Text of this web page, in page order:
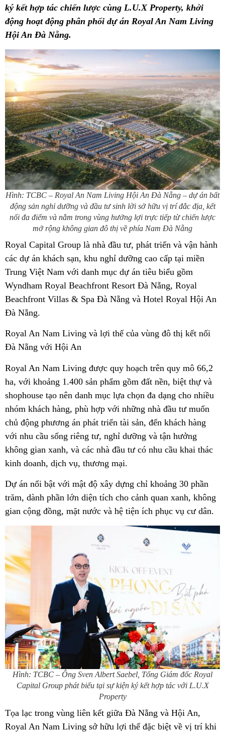
ký kết hợp tác chiến lược cùng L.U.X Property, khởi
động hoạt động phân phối dự án Royal An Nam Living
Hội An Đà Nẵng.
Hình: TCBC – Royal An Nam Living Hội An Đà Nẵng – dự án bất
động sản nghỉ dưỡng và đầu tư sinh lời sở hữu vị trí đắc địa, kết
nối đa điểm và nằm trong vùng hưởng lợi trực tiếp từ chiến lược
mở rộng không gian đô thị về phía Nam Đà Nẵng
Royal Capital Group là nhà đầu tư, phát triển và vận hành
các dự án khách sạn, khu nghỉ dưỡng cao cấp tại miền
Trung Việt Nam với danh mục dự án tiêu biểu gồm
Wyndham Royal Beachfront Resort Đà Nẵng, Royal
Beachfront Villas & Spa Đà Nẵng và Hotel Royal Hội An
Đà Nẵng.
Royal An Nam Living và lợi thế của vùng đô thị kết nối
Đà Nẵng với Hội An
Royal An Nam Living được quy hoạch trên quy mô 66,2
ha, với khoảng 1.400 sản phẩm gồm đất nền, biệt thự và
shophouse tạo nên danh mục lựa chọn đa dạng cho nhiều
nhóm khách hàng, phù hợp với những nhà đầu tư muốn
chủ động phương án phát triển tài sản, đến khách hàng
với nhu cầu sống riêng tư, nghỉ dưỡng và tận hưởng
không gian xanh, và các nhà đầu tư có nhu cầu khai thác
kinh doanh, dịch vụ, thương mại.
Dự án nổi bật với mật độ xây dựng chỉ khoảng 30 phần
trăm, dành phần lớn diện tích cho cảnh quan xanh, không
gian cộng đồng, mặt nước và hệ tiện ích phục vụ cư dân.
Hình: TCBC – Ông Sven Albert Saebel, Tổng Giám đốc Royal
Capital Group phát biểu tại sự kiện ký kết hợp tác với L.U.X
Property
Tọa lạc trong vùng liên kết giữa Đà Nẵng và Hội An,
Royal An Nam Living sở hữu lợi thế đặc biệt về vị trí khi